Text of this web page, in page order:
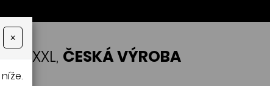
XXL, ČESKÁ VÝROBA
×